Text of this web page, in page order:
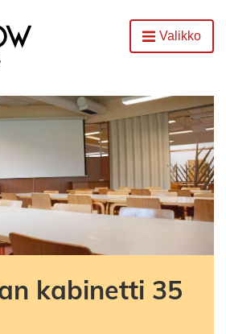
AvaaValikko
kabinetti 35